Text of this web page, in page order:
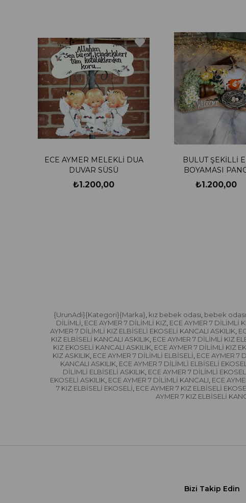
ECE AYMER MELEKLİ DUA
DUVAR SÜSÜ
₺1.200,00
BULUT ŞEKİLLİ
BOYAMASI
₺1.200,00
{UrunAdi}{Kategori}{Marka}, kız bebek odası, bebek odası
DİLİMLİ, ECE AYMER 7 DİLİMLİ KIZ, ECE AYMER 7 DİLİMLİ
AYMER 7 DİLİMLİ KIZ ELBİSELİ EKOSELİ KANCALI ASKILIK,
KIZ ELBİSELİ KANCALI ASKILIK, ECE AYMER 7 DİLİMLİ KIZ
KIZ EKOSELİ KANCALI ASKILIK, ECE AYMER 7 DİLİMLİ KIZ
KIZ ASKILIK, ECE AYMER 7 DİLİMLİ ELBİSELİ, ECE AYMER 7
KANCALI ASKILIK, ECE AYMER 7 DİLİMLİ ELBİSELİ
DİLİMLİ ELBİSELİ ASKILIK, ECE AYMER 7 DİLİMLİ
EKOSELİ ASKILIK, ECE AYMER 7 DİLİMLİ KANCALI, ECE
7 KIZ ELBİSELİ EKOSELİ, ECE AYMER 7 KIZ ELBİSELİ
AYMER 7 KIZ ELBİSELİ
Bizi Takip Edin